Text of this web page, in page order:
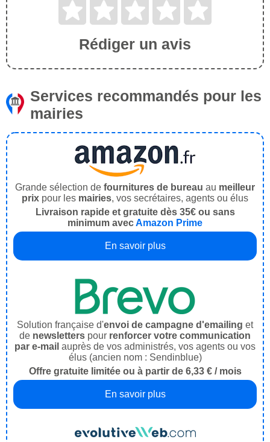
Rédiger un avis
Services recommandés pour les
mairies
Grande sélection de fournitures de bureau au meilleur
prix pour les mairies, vos secrétaires, agents ou élus
Livraison rapide et gratuite dès 35€ ou sans
minimum avecAmazon Prime
En savoir plus
Solution française d'envoi de campagne d'emailing et
de newsletters pour renforcer votre communication
par e-mail auprès de vos administrés, vos agents ou vos
élus (ancien nom : Sendinblue)
Offre gratuite limitée ou à partir de 6,33 € / mois
En savoir plus